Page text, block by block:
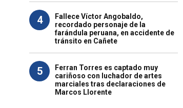
4
Fallece Víctor Angobaldo,
recordado personaje de la
farándula peruana, en accidente de
tránsito en Cañete
5
Ferran Torres es captado muy
cariñoso con luchador de artes
marciales tras declaraciones de
Marcos Llorente